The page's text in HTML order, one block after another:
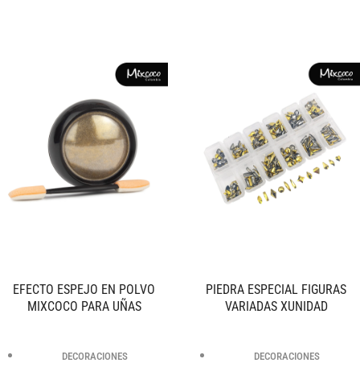
EFECTO ESPEJO EN POLVO
MIXCOCO PARA UÑAS
DECORACIONES
PIEDRA ESPECIAL FIGURAS
VARIADAS XUNIDAD
DECORACIONES